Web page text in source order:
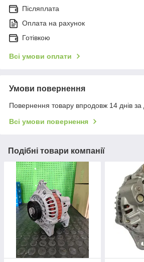
Післяплата
Оплата на рахунок
Готівкою
Всі умови оплати
Умови повернення
Повернення товару впродовж 14 днів за
Всі умови повернення
Подібні товари компанії